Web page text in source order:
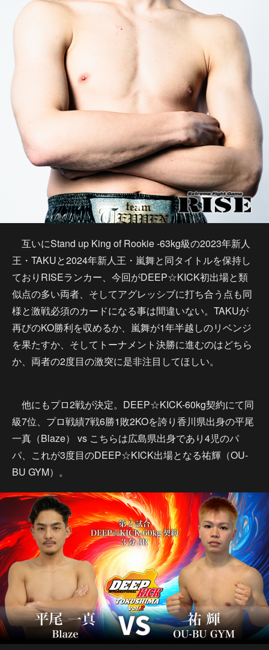
互いにStand up King of Rookie -63kg級の2023年新人
王・TAKUと2024年新人王・嵐舞と同タイトルを保持し
ておりRISEランカー、今回がDEEP☆KICK初出場と類
似点の多い両者、そしてアグレッシブに打ち合う点も同
様と激戦必須のカードになる事は間違いない。TAKUが
再びのKO勝利を収めるか、嵐舞が1年半越しのリベンジ
を果たすか、そしてトーナメント決勝に進むのはどちら
か、両者の2度目の激突に是非注目してほしい。
他にもプロ2戦が決定。DEEP☆KICK-60kg契約にて同
級7位、プロ戦績7戦6勝1敗2KOを誇り香川県出身の平尾
一真（Blaze） vs こちらは広島県出身であり4児のパ
パ、これが3度目のDEEP☆KICK出場となる祐輝（OU-
BU GYM）。